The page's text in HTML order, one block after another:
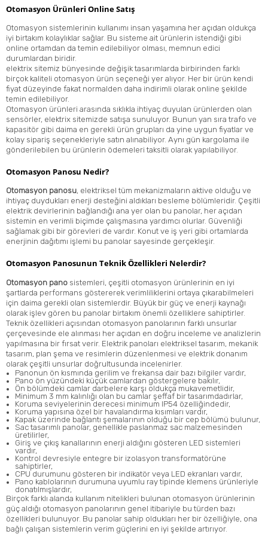
Otomasyon Ürünleri Online Satış
Otomasyon sistemlerinin kullanımı insan yaşamına her açıdan oldukça
iyi birtakım kolaylıklar sağlar. Bu sisteme ait ürünlerin istendiği gibi
online ortamdan da temin edilebiliyor olması, memnun edici
durumlardan biridir.
elektrix sitemiz bünyesinde değişik tasarımlarda birbirinden farklı
birçok kaliteli otomasyon ürün seçeneği yer alıyor. Her bir ürün kendi
fiyat düzeyinde fakat normalden daha indirimli olarak online şekilde
temin edilebiliyor.
Otomasyon ürünleri arasında sıklıkla ihtiyaç duyulan ürünlerden olan
sensörler, elektrix sitemizde satışa sunuluyor. Bunun yan sıra trafo ve
kapasitör gibi daima en gerekli ürün grupları da yine uygun fiyatlar ve
kolay sipariş seçenekleriyle satın alınabiliyor. Aynı gün kargolama ile
gönderilebilen bu ürünlerin ödemeleri taksitli olarak yapılabiliyor.
Otomasyon Panosu Nedir?
Otomasyon panosu, elektriksel tüm mekanizmaların aktive olduğu ve
ihtiyaç duydukları enerji desteğini aldıkları besleme bölümleridir. Çeşitli
elektrik devirlerinin bağlandığı ana yer olan bu panolar, her açıdan
sistemin en verimli biçimde çalışmasına yardımcı olurlar. Güvenliği
sağlamak gibi bir görevleri de vardır. Konut ve iş yeri gibi ortamlarda
enerjinin dağıtımı işlemi bu panolar sayesinde gerçekleşir.
Otomasyon Panosunun Teknik Özellikleri Nelerdir?
Otomasyon pano sistemleri, çeşitli otomasyon ürünlerinin en iyi
şartlarda performans göstererek verimliliklerini ortaya çıkarabilmeleri
için daima gerekli olan sistemlerdir. Büyük bir güç ve enerji kaynağı
olarak işlev gören bu panolar birtakım önemli özelliklere sahiptirler.
Teknik özellikleri açısından otomasyon panolarının farklı unsurlar
çerçevesinde ele alınması her açıdan en doğru inceleme ve analizlerin
yapılmasına bir fırsat verir. Elektrik panoları elektriksel tasarım, mekanik
tasarım, plan şema ve resimlerin düzenlenmesi ve elektrik donanım
olarak çeşitli unsurlar doğrultusunda incelenirler.
Panonun ön kısmında gerilim ve frekansa dair bazı bilgiler vardır,
Pano ön yüzündeki küçük camlardan göstergelere bakılır,
Ön bölümdeki camlar darbelere karşı oldukça mukavemetlidir,
Minimum 3 mm kalınlığı olan bu camlar şeffaf bir tasarımdadırlar,
Koruma seviyelerinin derecesi minimum IP54 özelliğindedir,
Koruma yapısına özel bir havalandırma kısımları vardır,
Kapak üzerinde bağlantı şemalarının olduğu bir cep bölümü bulunur,
Sac tasarımlı panolar, genellikle paslanmaz sac malzemesinden
üretilirler,
Giriş ve çıkış kanallarının enerji aldığını gösteren LED sistemleri
vardır,
Kontrol devresiyle entegre bir izolasyon transformatörüne
sahiptirler,
CPU durumunu gösteren bir indikatör veya LED ekranları vardır,
Pano kablolarının durumuna uyumlu ray tipinde klemens ürünleriyle
donatılmışlardır,
Birçok farklı alanda kullanım nitelikleri bulunan otomasyon ürünlerinin
güç aldığı otomasyon panolarının genel itibariyle bu türden bazı
özellikleri bulunuyor. Bu panolar sahip oldukları her bir özelliğiyle, ona
bağlı çalışan sistemlerin verim güçlerini en iyi şekilde artırıyor.